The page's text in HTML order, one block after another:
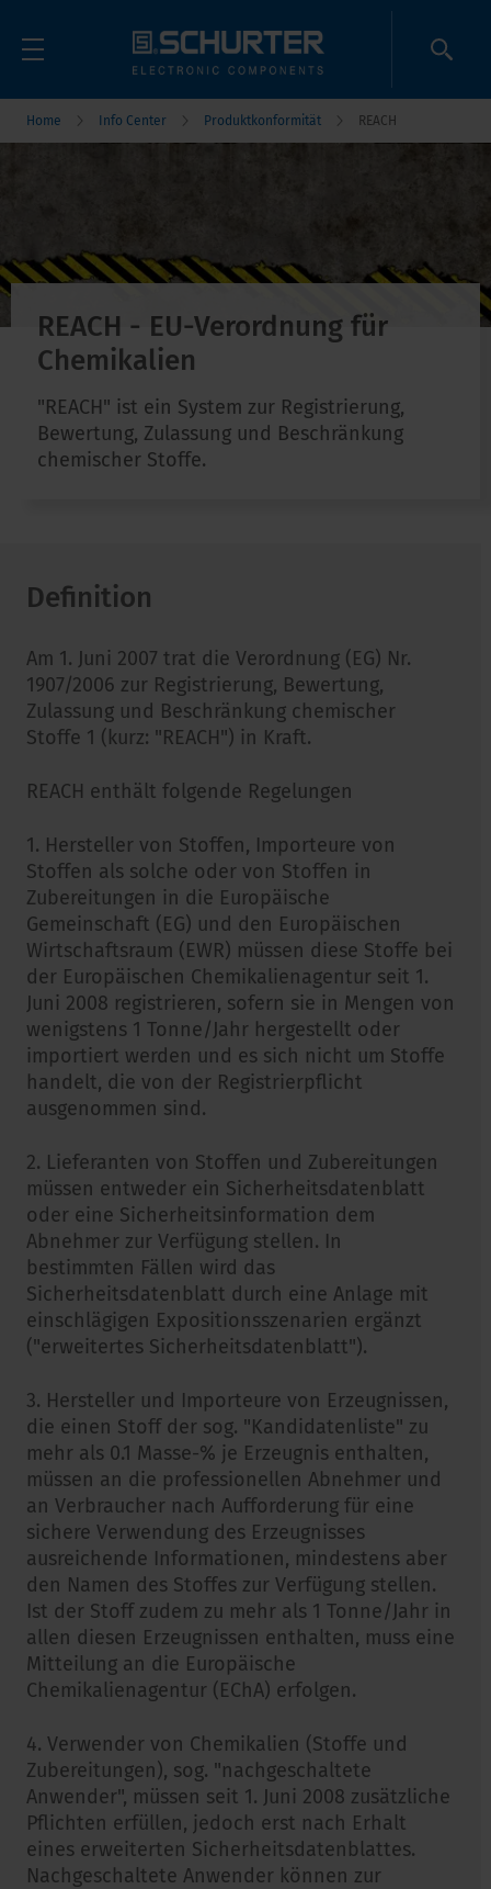
Home Info Center Produktkonformität REACH
REACH - EU-Verordnung für
Chemikalien
"REACH" ist ein System zur Registrierung,
Bewertung, Zulassung und Beschränkung
chemischer Stoffe.
Definition
Am 1. Juni 2007 trat die Verordnung (EG) Nr.
1907/2006 zur Registrierung, Bewertung,
Zulassung und Beschränkung chemischer
Stoffe 1 (kurz: "REACH") in Kraft.
REACH enthält folgende Regelungen
1. Hersteller von Stoffen, Importeure von
Stoffen als solche oder von Stoffen in
Zubereitungen in die Europäische
Gemeinschaft (EG) und den Europäischen
Wirtschaftsraum (EWR) müssen diese Stoffe bei
der Europäischen Chemikalienagentur seit 1.
Juni 2008 registrieren, sofern sie in Mengen von
wenigstens 1 Tonne/Jahr hergestellt oder
importiert werden und es sich nicht um Stoffe
handelt, die von der Registrierpflicht
ausgenommen sind.
2. Lieferanten von Stoffen und Zubereitungen
müssen entweder ein Sicherheitsdatenblatt
oder eine Sicherheitsinformation dem
Abnehmer zur Verfügung stellen. In
bestimmten Fällen wird das
Sicherheitsdatenblatt durch eine Anlage mit
einschlägigen Expositionsszenarien ergänzt
("erweitertes Sicherheitsdatenblatt").
3. Hersteller und Importeure von Erzeugnissen,
die einen Stoff der sog. "Kandidatenliste" zu
mehr als 0.1 Masse-% je Erzeugnis enthalten,
müssen an die professionellen Abnehmer und
an Verbraucher nach Aufforderung für eine
sichere Verwendung des Erzeugnisses
ausreichende Informationen, mindestens aber
den Namen des Stoffes zur Verfügung stellen.
Ist der Stoff zudem zu mehr als 1 Tonne/Jahr in
allen diesen Erzeugnissen enthalten, muss eine
Mitteilung an die Europäische
Chemikalienagentur (EChA) erfolgen.
4. Verwender von Chemikalien (Stoffe und
Zubereitungen), sog. "nachgeschaltete
Anwender", müssen seit 1. Juni 2008 zusätzliche
Pflichten erfüllen, jedoch erst nach Erhalt
eines erweiterten Sicherheitsdatenblattes.
Nachgeschaltete Anwender können zur